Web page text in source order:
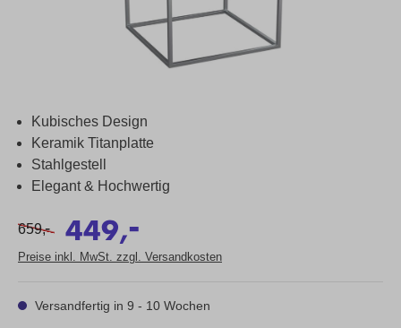
Kubisches Design
Keramik Titanplatte
Stahlgestell
Elegant & Hochwertig
659,- 449,
-
Preise inkl. MwSt. zzgl. Versandkosten
Versandfertig in 9 - 10 Wochen